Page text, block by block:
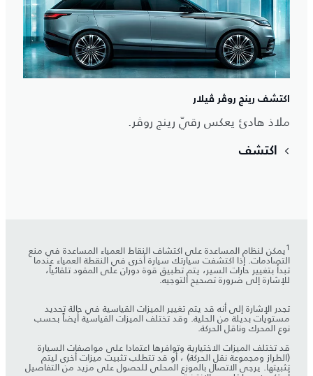
اكتشف رينج روڤر ڤيلار
ملاذ هادئ يعكس رقيّ رينج روڤر.
اكتشف
1يمكن لنظام المساعدة على اكتشاف النقاط العمياء المساعدة في منع
التصادمات. إذا اكتشفت سيارتك سيارة أخرى في النقطة العمياء عندما
تبدأ بتغيير حارات السير، يتم تطبيق قوة دوران على المقود تلقائياً،
للإشارة إلى ضرورة تصحيح التوجيه.
تجدر الإشارة إلى أنه قد يتم تغيير الميزات القياسية في حالة تحديد
مستويات بديلة من الحلية. وقد تختلف الميزات القياسية أيضاً بحسب
نوع المحرك وناقل الحركة.
قد تختلف الميزات الاختيارية وتوافرها اعتمادا على مواصفات السيارة
(الطراز ومجموعة نقل الحركة) ، أو قد تتطلب تثبيت ميزات أخرى ليتم
تثبيتها. يرجى الاتصال بالموزع المحلي للحصول على مزيد من التفاصيل